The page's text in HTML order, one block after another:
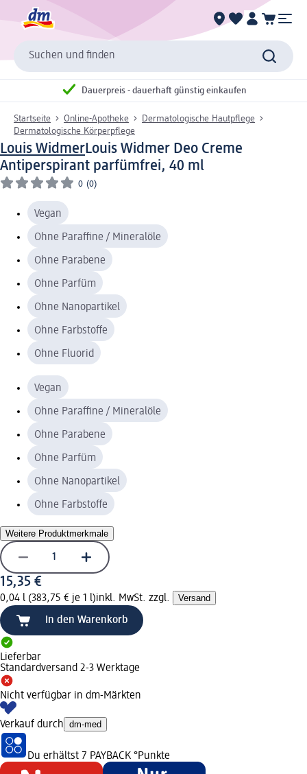
Suchen und finden
Dauerpreis - dauerhaft günstig einkaufen
Startseite Online-Apotheke
Dermatologische Hautpflege
Dermatologische Körperpflege
Louis WidmerLouis Widmer Deo Creme
Antiperspirant parfümfrei, 40 ml
0 (0)
Vegan
Ohne Paraffine / Mineralöle
Ohne Parabene
Ohne Parfüm
Ohne Nanopartikel
Ohne Farbstoffe
Ohne Fluorid
Vegan
Ohne Paraffine / Mineralöle
Ohne Parabene
Ohne Parfüm
Ohne Nanopartikel
Ohne Farbstoffe
Weitere Produktmerkmale
15,35 €
0,04 l (383,75 € je 1 l)inkl. MwSt. zzgl. Versand
In den Warenkorb
Lieferbar
Standardversand 2-3 Werktage
Nicht verfügbar in dm-Märkten
Verkauf durch dm-med
Du erhältst 7 PAYBACK °Punkte